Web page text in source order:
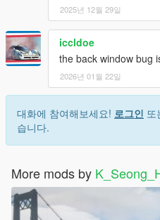
2025년 12월 29일
iccldoe
the back window bug
2026년 01월 22일
대화에 참여해보세요! 로그인 또
습니다.
More mods by